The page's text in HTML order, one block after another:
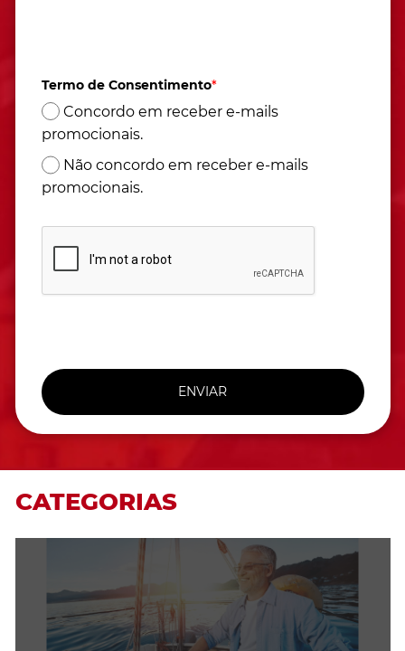
Termo de Consentimento*
Concordo em receber e-mails
promocionais.
Não concordo em receber e-mails
promocionais.
ENVIAR
CATEGORIAS